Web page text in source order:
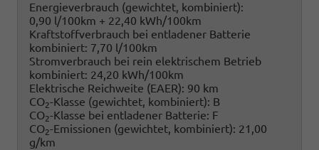
Energieverbrauch (gewichtet, kombiniert):
0,90 l/100km + 22,40 kWh/100km
Kraftstoffverbrauch bei entladener Batterie
kombiniert: 7,70 l/100km
Stromverbrauch bei rein elektrischem Betrieb
kombiniert: 24,20 kWh/100km
Elektrische Reichweite (EAER): 90 km
CO2-Klasse (gewichtet, kombiniert): B
CO2-Klasse bei entladener Batterie: F
CO2-Emissionen (gewichtet, kombiniert): 21,00
g/km